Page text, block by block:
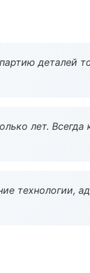
деталей
лет. Всегда
технологии,